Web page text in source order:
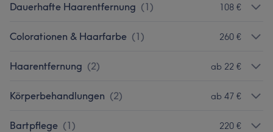
Dauerhafte Haarentfernung (1) 108 €
Colorationen & Haarfarbe (1) 260 €
Haarentfernung (2) ab 22 €
Körperbehandlungen (2) ab 47 €
Bartpflege (1) 220 €